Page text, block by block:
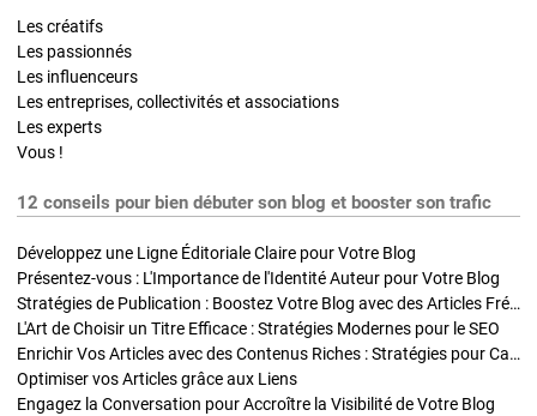
Les créatifs
Les passionnés
Les influenceurs
Les entreprises, collectivités et associations
Les experts
Vous !
12 conseils pour bien débuter son blog et booster son trafic
Développez une Ligne Éditoriale Claire pour Votre Blog
Présentez-vous : L'Importance de l'Identité Auteur pour Votre Blog
Stratégies de Publication : Boostez Votre Blog avec des Articles Fréquents et Exclusifs
L'Art de Choisir un Titre Efficace : Stratégies Modernes pour le SEO
Enrichir Vos Articles avec des Contenus Riches : Stratégies pour Captiver et Optimiser
Optimiser vos Articles grâce aux Liens
Engagez la Conversation pour Accroître la Visibilité de Votre Blog